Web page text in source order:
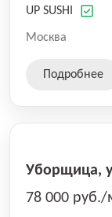
UP SUSHI
Москва
Подробнее
Уборщица,
78 000 руб./